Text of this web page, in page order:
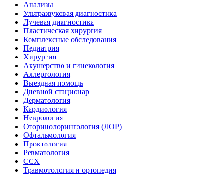
Анализы
Ультразвуковая диагностика
Лучевая диагностика
Пластическая хирургия
Комплексные обследования
Педиатрия
Хирургия
Акушерство и гинекология
Аллергология
Выездная помощь
Дневной стационар
Дерматология
Кардиология
Неврология
Оторинолорингология (ЛОР)
Офтальмология
Проктология
Ревматология
ССХ
Травмотология и ортопедия